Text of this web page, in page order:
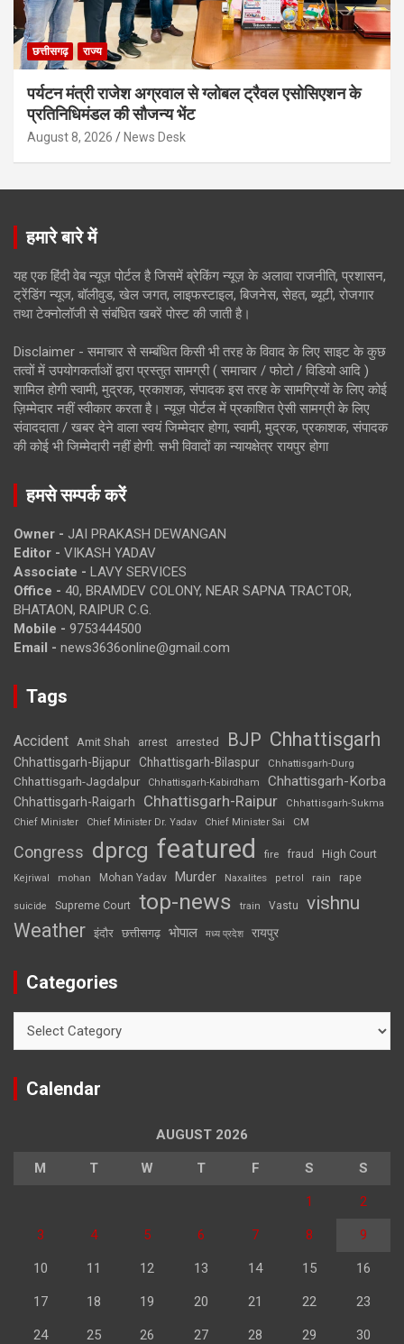
छत्तीसगढ़ राज्य
पर्यटन मंत्री राजेश अग्रवाल से ग्लोबल ट्रैवल एसोसिएशन के
प्रतिनिधिमंडल की सौजन्य भेंट
August 8, 2026 News Desk
हमारे बारे में
यह एक हिंदी वेब न्यूज़ पोर्टल है जिसमें ब्रेकिंग न्यूज़ के अलावा राजनीति, प्रशासन,
ट्रेंडिंग न्यूज, बॉलीवुड, खेल जगत, लाइफस्टाइल, बिजनेस, सेहत, ब्यूटी, रोजगार
तथा टेक्नोलॉजी से संबंधित खबरें पोस्ट की जाती है।
Disclaimer - समाचार से सम्बंधित किसी भी तरह के विवाद के लिए साइट के कुछ
तत्वों में उपयोगकर्ताओं द्वारा प्रस्तुत सामग्री ( समाचार / फोटो / विडियो आदि )
शामिल होगी स्वामी, मुद्रक, प्रकाशक, संपादक इस तरह के सामग्रियों के लिए कोई
ज़िम्मेदार नहीं स्वीकार करता है। न्यूज़ पोर्टल में प्रकाशित ऐसी सामग्री के लिए
संवाददाता / खबर देने वाला स्वयं जिम्मेदार होगा, स्वामी, मुद्रक, प्रकाशक, संपादक
की कोई भी जिम्मेदारी नहीं होगी. सभी विवादों का न्यायक्षेत्र रायपुर होगा
हमसे सम्पर्क करें
Owner - JAI PRAKASH DEWANGAN
Editor - VIKASH YADAV
Associate - LAVY SERVICES
Office - 40, BRAMDEV COLONY, NEAR SAPNA TRACTOR,
BHATAON, RAIPUR C.G.
Mobile - 9753444500
Email - news3636online@gmail.com
Tags
Accident Amit Shah arrest arrested BJP Chhattisgarh
Chhattisgarh-Bijapur Chhattisgarh-Bilaspur Chhattisgarh-Durg
Chhattisgarh-Jagdalpur Chhattisgarh-Kabirdham Chhattisgarh-Korba
Chhattisgarh-Raigarh Chhattisgarh-Raipur
Chhattisgarh-Sukma
Chief Minister
Chief Minister Dr. Yadav Chief Minister Sai CM
Congress dprcg featured fire fraud High Court
Kejriwal mohan Mohan Yadav Murder Naxalites petrol rain rape
suicide Supreme Court top-news train Vastu vishnu
Weather इंदौर छत्तीसगढ़ भोपाल मध्य प्रदेश रायपुर
Categories
Calendar
AUGUST 2026
M T W T F S S
1 2
3 4 5 6 7 8 9
10 11 12 13 14 15 16
17 18 19 20 21 22 23
24 25 26 27 28 29 30